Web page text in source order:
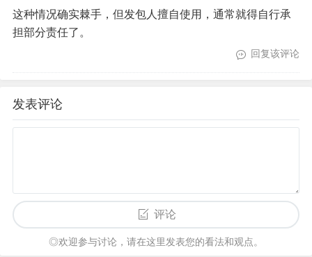
这种情况确实棘手，但发包人擅自使用，通常就得自行承
担部分责任了。
回复该评论
发表评论
评论
◎欢迎参与讨论，请在这里发表您的看法和观点。